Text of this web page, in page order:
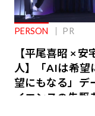
PERSON PR
【平尾喜昭 × 安
人】「AIは希望
望にもなる」デ
イエンスの先駆